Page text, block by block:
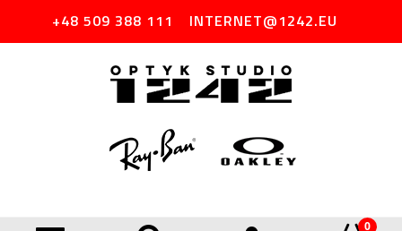
+48 509 388 111 INTERNET@1242.EU